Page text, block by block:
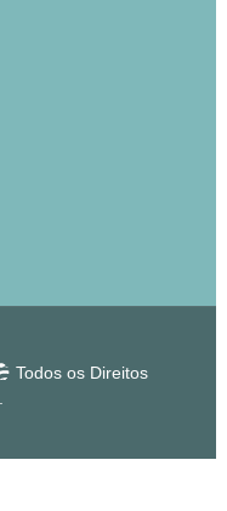
Todos os Direitos